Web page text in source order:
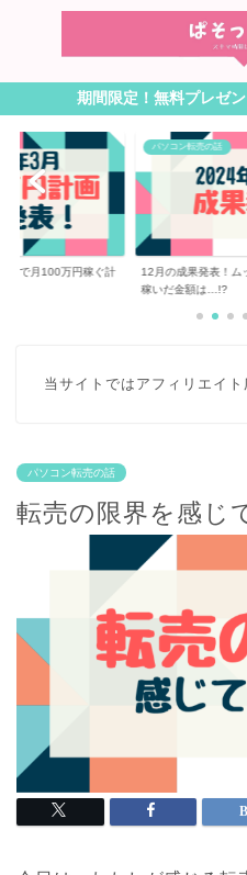
期間限定！無料プレゼ
売で月100万円稼ぐ計
パソコン転売の話
12月の成果発表！ム
稼いだ金額は…!?
当サイトではアフィリエイト
パソコン転売の話
転売の限界を感じ